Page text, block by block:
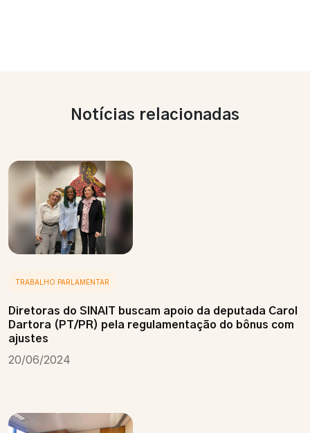
Notícias relacionadas
TRABALHO PARLAMENTAR
Diretoras do SINAIT buscam apoio da deputada Carol
Dartora (PT/PR) pela regulamentação do bônus com
ajustes
20/06/2024